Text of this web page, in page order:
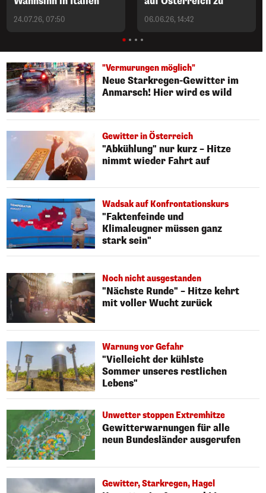
24.07.26, 07:50 06.06.26, 14:42
"Vermurungen möglich"
Neue Starkregen-Gewitter im
Anmarsch! Hier wird es wild
Gewitter in Österreich
"Abkühlung" nur kurz – Hitze
nimmt wieder Fahrt auf
Wadsak auf Konfrontationskurs
"Faktenfeinde und
Klimaleugner müssen ganz
stark sein"
Noch nicht ausgestanden
"Nächste Runde" – Hitze kehrt
mit voller Wucht zurück
Warnung vor Gefahr
"Vielleicht der kühlste
Sommer unseres restlichen
Lebens"
Unwetter stoppen Extremhitze
Gewitterwarnungen für alle
neun Bundesländer ausgerufen
Gewitter, Starkregen, Hagel